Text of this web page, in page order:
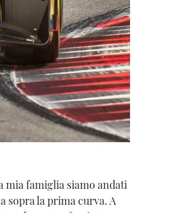
mia famiglia siamo andati
sopra la prima curva. A